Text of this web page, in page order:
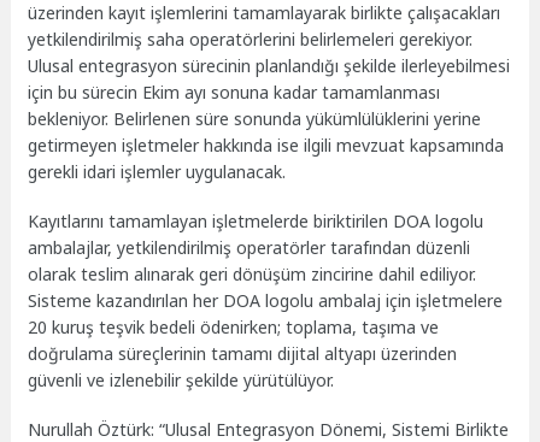
üzerinden kayıt işlemlerini tamamlayarak birlikte çalışacakları
yetkilendirilmiş saha operatörlerini belirlemeleri gerekiyor.
Ulusal entegrasyon sürecinin planlandığı şekilde ilerleyebilmesi
için bu sürecin Ekim ayı sonuna kadar tamamlanması
bekleniyor. Belirlenen süre sonunda yükümlülüklerini yerine
getirmeyen işletmeler hakkında ise ilgili mevzuat kapsamında
gerekli idari işlemler uygulanacak.
Kayıtlarını tamamlayan işletmelerde biriktirilen DOA logolu
ambalajlar, yetkilendirilmiş operatörler tarafından düzenli
olarak teslim alınarak geri dönüşüm zincirine dahil ediliyor.
Sisteme kazandırılan her DOA logolu ambalaj için işletmelere
20 kuruş teşvik bedeli ödenirken; toplama, taşıma ve
doğrulama süreçlerinin tamamı dijital altyapı üzerinden
güvenli ve izlenebilir şekilde yürütülüyor.
Nurullah Öztürk: “Ulusal Entegrasyon Dönemi, Sistemi Birlikte